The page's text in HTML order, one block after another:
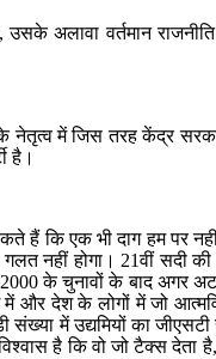
अलावा वर्तमान
के नेतृत्व में जिस तरह केंद्र
है।
हैं कि एक भी दाग हम
नहीं होगा। 21वीं
के चुनावों के बाद अगर
देश के लोगों में जो
संख्या में उद्यमियों का
है कि वो जो टैक्स देता